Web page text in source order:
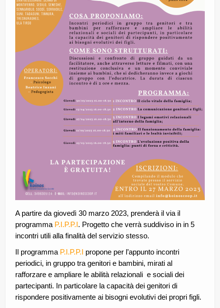
A partire da giovedì 30 marzo 2023, prenderà il via il
programma P.I.P.P.I. Progetto che verrà suddiviso in in 5
incontri utili alla finalità del servizio stesso.
Il programma P.I.P.P.I propone per l’appunto incontri
periodici, in gruppo tra genitori e bambini, mirati al
rafforzare e ampliare le abilità relazionali e sociali dei
partecipanti. In particolare la capacità dei genitori di
rispondere positivamente ai bisogni evolutivi dei propri figli.